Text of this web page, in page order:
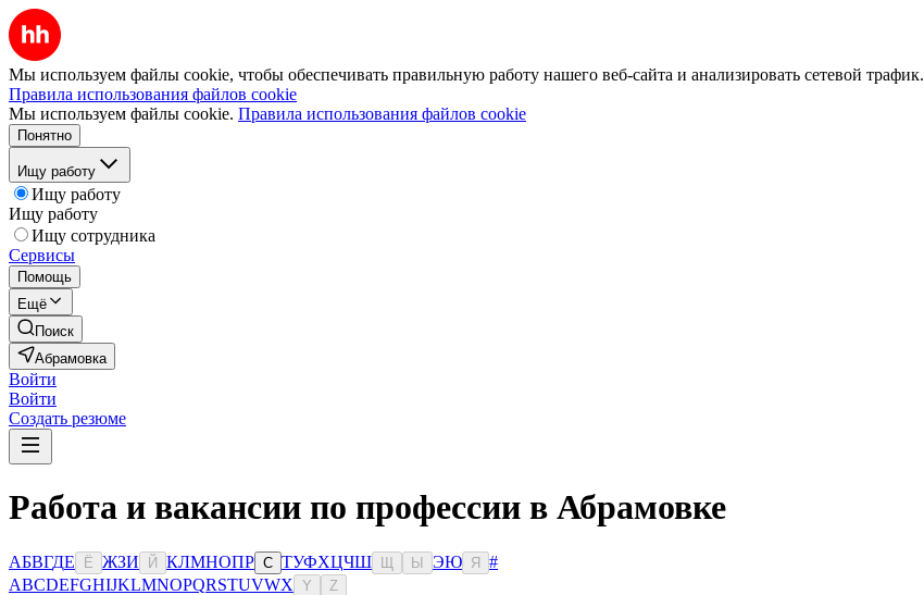
Мы используем файлы cookie, чтобы обеспечивать правильную работу нашего веб-сайта и анализировать сетевой трафик.
Правила использования файлов cookie
Мы используем файлы cookie. Правила использования файлов cookie
Понятно
Ищу работу
Ищу работу
Ищу работу
Ищу сотрудника
Сервисы
Помощь
Ещё
Поиск
Абрамовка
Войти
Войти
Создать резюме
Работа и вакансии по профессии в Абрамовке
АБВГДЕ Ё ЖЗИ Й КЛМНОПР С ТУФХЦЧШ Ы ЭЮ Я
#
ABCDEFGHIJKLMNOPQRSTUVWX Y Z